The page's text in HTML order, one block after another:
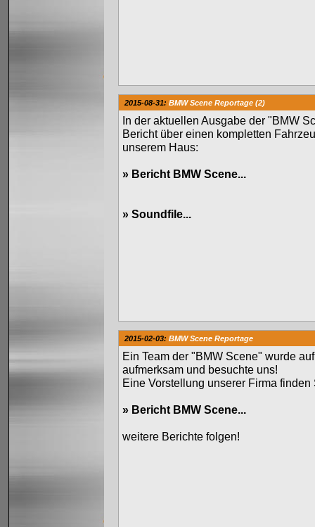
2015-08-31: BMW Scene Reportage (2)
In der aktuellen Ausgabe der "BMW
Bericht über einen kompletten
unserem Haus:
» Bericht BMW Scene...
» Soundfile...
2015-02-03: BMW Scene Reportage
Ein Team der "BMW Scene" wurde
aufmerksam und besuchte uns!
Eine Vorstellung unserer Firma finden
» Bericht BMW Scene...
weitere Berichte folgen!